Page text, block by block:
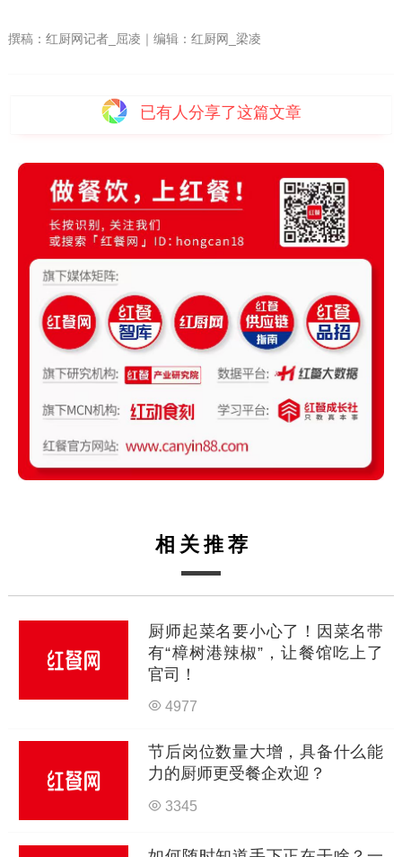
撰稿：红厨网记者_屈凌｜编辑：红厨网_梁凌
已有 人分享了这篇文章
相关推荐
厨师起菜名要小心了！因菜名带
有“樟树港辣椒”，让餐馆吃上了
官司！
4977
节后岗位数量大增，具备什么能
力的厨师更受餐企欢迎？
3345